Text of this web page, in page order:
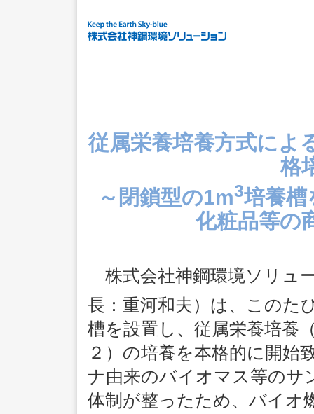
従属栄養培養方式によ
格
～閉鎖型の1m3培養槽
化粧品等の
株式会社神鋼環境ソリュ
長：重河和夫）は、このた
槽を設置し、従属栄養培養
２）の培養を本格的に開始
ナ由来のバイオマス等のサ
体制が整ったため、バイオ